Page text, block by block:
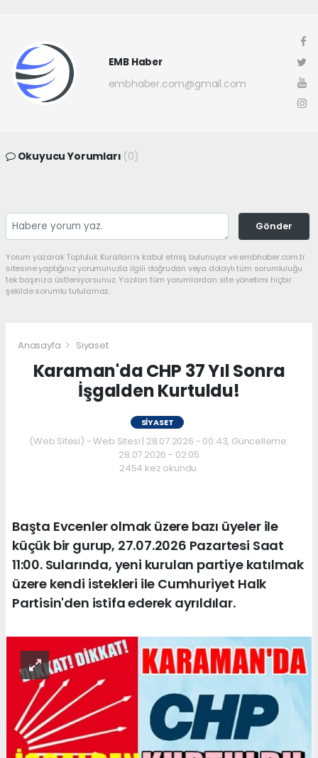
EMB Haber
embhaber.com@gmail.com
Okuyucu Yorumları (0)
Gönder
Yorum yazarak Topluluk Kuralları’nı kabul etmiş bulunuyor ve embhaber.com.tr
sitesine yaptığınız yorumunuzla ilgili doğrudan veya dolaylı tüm sorumluluğu
tek başınıza üstleniyorsunuz. Yazılan tüm yorumlardan site yönetimi hiçbir
şekilde sorumlu tutulamaz.
Anasayfa Siyaset
Karaman'da CHP 37 Yıl Sonra
İşgalden Kurtuldu!
SIYASET
(Web Sitesi) - Web Sitesi | 28.07.2026 - 00:43, Güncelleme:
28.07.2026 - 02:05
2454 kez okundu.
Başta Evcenler olmak üzere bazı üyeler ile
küçük bir gurup, 27.07.2026 Pazartesi Saat
11:00. Sularında, yeni kurulan partiye katılmak
üzere kendi istekleri ile Cumhuriyet Halk
Partisin'den istifa ederek ayrıldılar.